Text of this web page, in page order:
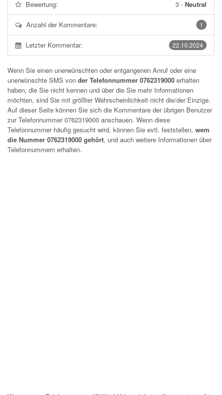
Bewertung: 3 - Neutral
1
Anzahl der Kommentare:
22.10.2024
Letzter Kommentar:
Wenn Sie einen unerwünschten oder entgangenen Anruf oder eine
unerwünschte SMS von der Telefonnummer 0762319000 erhalten
haben, die Sie nicht kennen und über die Sie mehr Informationen
möchten, sind Sie mit größter Wahrscheinlichkeit nicht die/der Einzige.
Auf dieser Seite können Sie sich die Kommentare der übrigen Benutzer
zur Telefonnummer0762319000 anschauen. Wenn diese
Telefonnummer häufig gesucht wird, können Sie evtl. feststellen, wem
die Nummer 0762319000 gehört, und auch weitere Informationen über
Telefonnummern erhalten.